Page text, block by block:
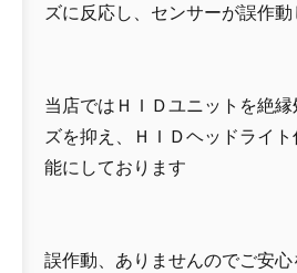
ズに反応し、センサーが誤作
当店ではＨＩＤユニットを絶
ズを抑え、ＨＩＤヘッドライ
能にしております
誤作動、ありませんのでご安